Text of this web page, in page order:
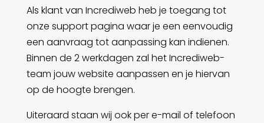
Als klant van Incrediweb heb je toegang tot
onze support pagina waar je een eenvoudig
een aanvraag tot aanpassing kan indienen.
Binnen de 2 werkdagen zal het Incrediweb-
team jouw website aanpassen en je hiervan
op de hoogte brengen.
Uiteraard staan wij ook per e-mail of telefoon